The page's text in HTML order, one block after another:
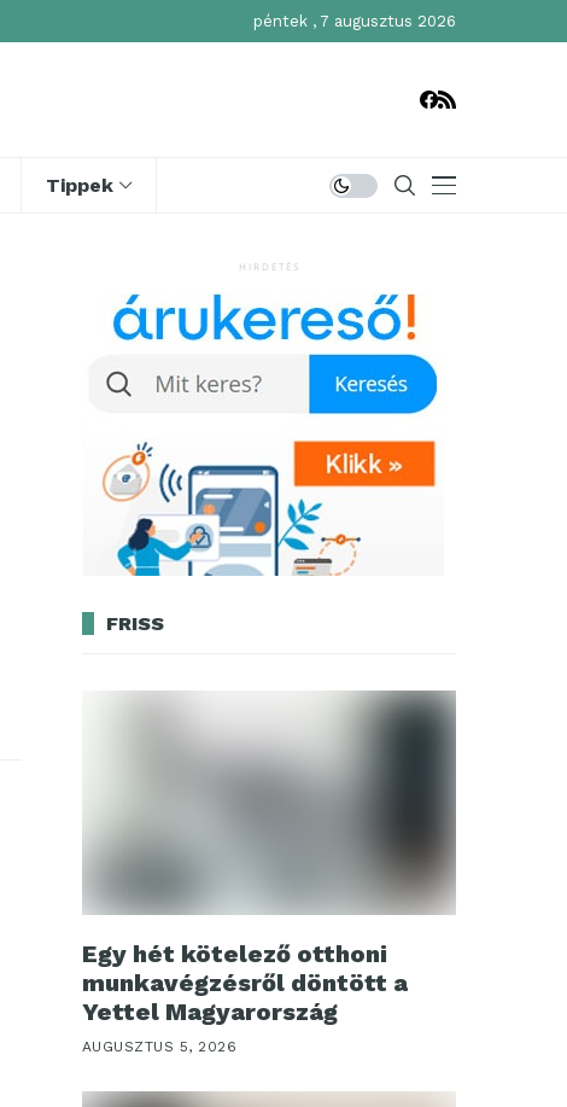
péntek , 7 augusztus 2026
Tippek
HIRDETÉS
FRISS
Egy hét kötelező otthoni
munkavégzésről döntött a
Yettel Magyarország
AUGUSZTUS 5, 2026